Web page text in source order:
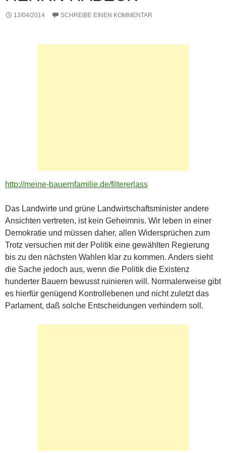
13/04/2014 SCHREIBE EINEN KOMMENTAR
http://meine-bauernfamilie.de/filtererlass
Das Landwirte und grüne Landwirtschaftsminister andere
Ansichten vertreten, ist kein Geheimnis. Wir leben in einer
Demokratie und müssen daher, allen Widersprüchen zum
Trotz versuchen mit der Politik eine gewählten Regierung
bis zu den nächsten Wahlen klar zu kommen. Anders sieht
die Sache jedoch aus, wenn die Politik die Existenz
hunderter Bauern bewusst ruinieren will. Normalerweise gibt
es hierfür genügend Kontrollebenen und nicht zuletzt das
Parlament, daß solche Entscheidungen verhindern soll.